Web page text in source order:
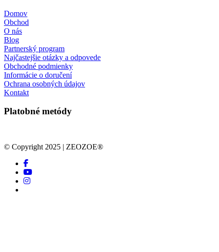
Domov
Obchod
O nás
Blog
Partnerský program
Najčastejšie otázky a odpovede
Obchodné podmienky
Informácie o doručení
Ochrana osobných údajov
Kontakt
Platobné metódy
© Copyright 2025 | ZEOZOE®
facebook
youtube
instagram